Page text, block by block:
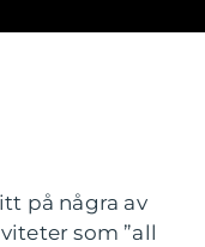
på några av
som ”all